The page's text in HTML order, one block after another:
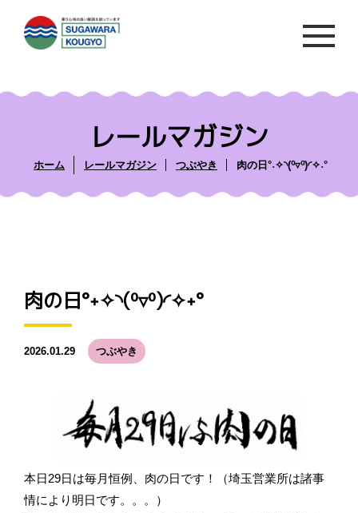
レールマガジン
ホーム レールマガジン つぶやき 肉の日°˖✧◝(⁰▿⁰)◜✧˖°
肉の日°˖✧◝(⁰▿⁰)◜✧˖°
2026.01.29 つぶやき
本日29日は毎月恒例、肉の日です！（埼玉営業所は諸事
情により明日です。。。）